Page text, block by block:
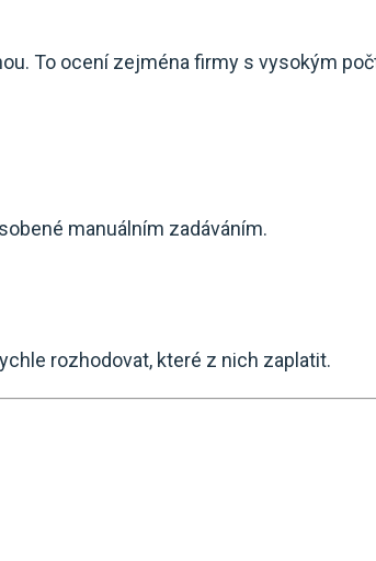
To ocení zejména firmy s vysokým
manuálním zadáváním.
rozhodovat, které z nich zaplatit.